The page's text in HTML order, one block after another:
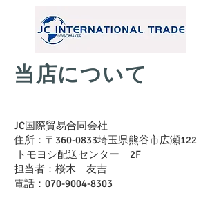
当店について
JC国際貿易合同会社
住所：〒360-0833埼玉県熊谷市広瀬122
トモヨシ配送センター 2F
担当者：桜木 友吉
電話：070-9004-8303